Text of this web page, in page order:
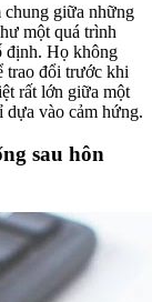
chung giữa những
một quá trình
định. Họ không
trao đổi trước khi
rất lớn giữa một
dựa vào cảm hứng.
sau hôn